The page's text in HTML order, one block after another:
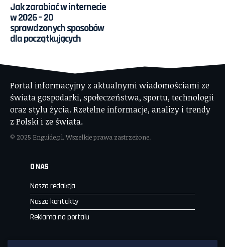
Jak zarabiać w internecie
w 2026 – 20
sprawdzonych sposobów
dla początkujących
Portal informacyjny z aktualnymi wiadomościami ze
świata gospodarki, społeczeństwa, sportu, technologii
oraz stylu życia. Rzetelne informacje, analizy i trendy
z Polski i ze świata.
© 2025 Enguide.pl. Wszelkie prawa zastrzeżone.
O NAS
Nasza redakcja
Nasze kontakty
Reklama na portalu